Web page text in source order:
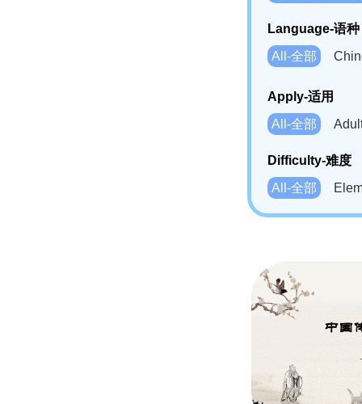
Language-语种
All-全部
Bahasa
Swahili(SW)-
Apply-适用
All-全部
Difficulty-难度
All-全部